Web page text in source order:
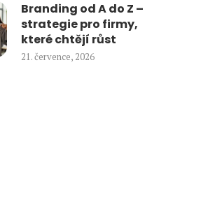
Branding od A do Z –
strategie pro firmy,
které chtějí růst
21. července, 2026